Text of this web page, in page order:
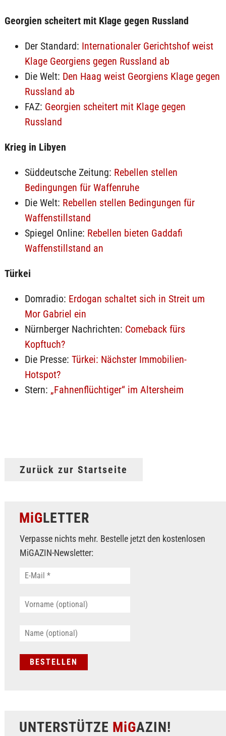
Georgien scheitert mit Klage gegen Russland
Der Standard: Internationaler Gerichtshof weist
Klage Georgiens gegen Russland ab
Die Welt: Den Haag weist Georgiens Klage gegen
Russland ab
FAZ: Georgien scheitert mit Klage gegen
Russland
Krieg in Libyen
Süddeutsche Zeitung: Rebellen stellen
Bedingungen für Waffenruhe
Die Welt: Rebellen stellen Bedingungen für
Waffenstillstand
Spiegel Online: Rebellen bieten Gaddafi
Waffenstillstand an
Türkei
Domradio: Erdogan schaltet sich in Streit um
Mor Gabriel ein
Nürnberger Nachrichten: Comeback fürs
Kopftuch?
Die Presse: Türkei: Nächster Immobilien-
Hotspot?
Stern: „Fahnenflüchtiger“ im Altersheim
Zurück zur Startseite
MiGLETTER
Verpasse nichts mehr. Bestelle jetzt den kostenlosen
MiGAZIN-Newsletter:
UNTERSTÜTZE MiGAZIN!